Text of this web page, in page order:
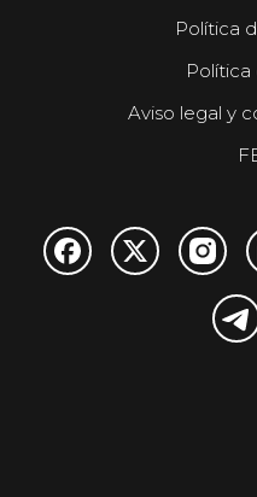
Política
Aviso legal y